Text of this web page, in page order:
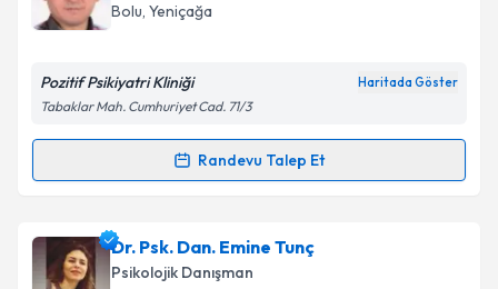
Bolu, Yeniçağa
Pozitif Psikiyatri Kliniği Haritada Göster
Tabaklar Mah. Cumhuriyet Cad. 71/3
Randevu Talep Et
Randevu Takvimi Talebi
Psk. Ramazan Sarı için randevu takvimi talebi
oluşturun. Size bu uzmandan randevu almanız için bir
Dr. Psk. Dan. Emine Tunç
Psikolojik Danışman